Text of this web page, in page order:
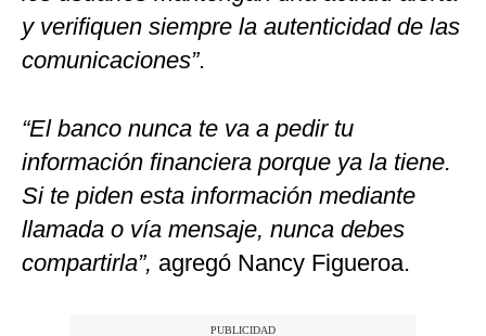
y verifiquen siempre la autenticidad de las
comunicaciones”.
“El banco nunca te va a pedir tu
información financiera porque ya la tiene.
Si te piden esta información mediante
llamada o vía mensaje, nunca debes
compartirla”, agregó Nancy Figueroa.